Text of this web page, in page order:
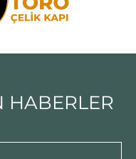
HABERLER